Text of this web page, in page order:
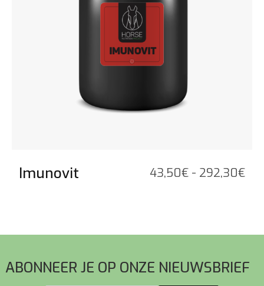
Imunovit 43,50€ - 292,30€
ABONNEER JE OP ONZE NIEUWSBRIEF